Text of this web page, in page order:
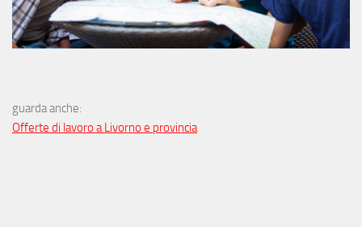
guarda anche:
Offerte di lavoro a Livorno e provincia